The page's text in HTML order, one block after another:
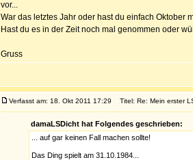
vor...
War das letztes Jahr oder hast du einfach Oktober
Hast du es in der Zeit noch mal genommen oder
Gruss
Verfasst am: 18. Okt 2011 17:29 Titel: Re: Mein erster
damaLSDicht hat Folgendes geschrieben:
... auf gar keinen Fall machen sollte!
Das Ding spielt am 31.10.1984...